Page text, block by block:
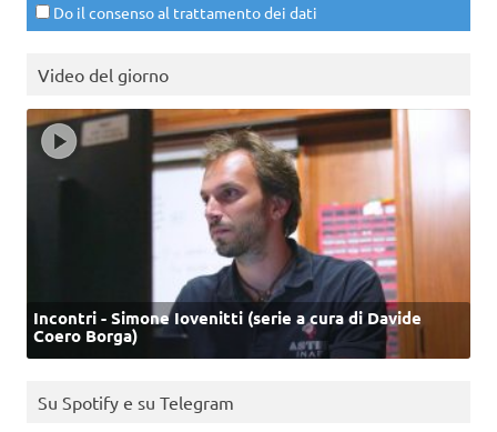
Do il consenso al trattamento dei dati
Video del giorno
Incontri - Simone Iovenitti (serie a cura di Davide
Coero Borga)
Su Spotify e su Telegram